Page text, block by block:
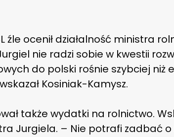
źle ocenił działalność ministra
nie radzi sobie w kwestii
do polski rośnie szybciej
Kosiniak-Kamysz.
także wydatki na rolnictwo.
Jurgiela. – Nie potrafi zadbać